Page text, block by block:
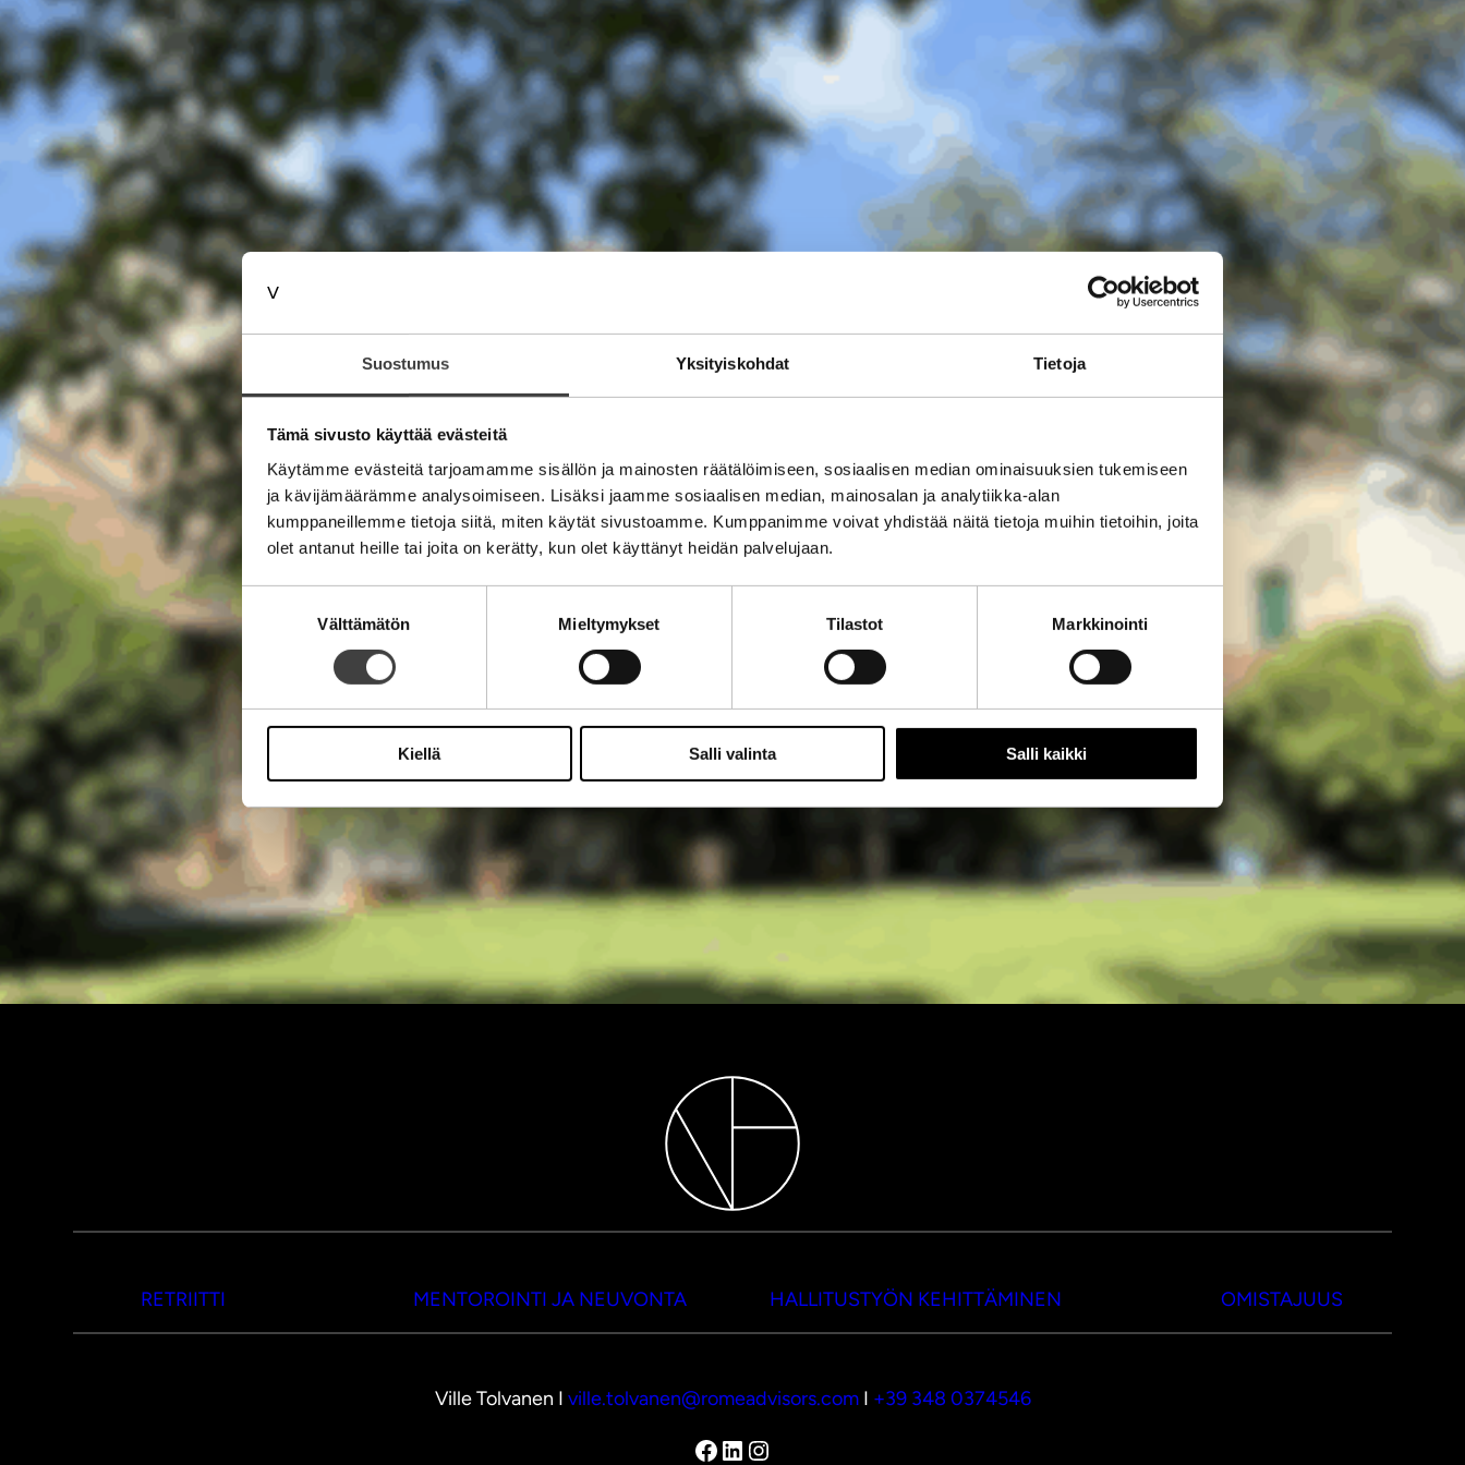
Suostumus Yksityiskohdat Tietoja
Tämä sivusto käyttää evästeitä
Käytämme evästeitä tarjoamamme sisällön ja mainosten räätälöimiseen, sosiaalisen median ominaisuuksien tukemiseen
ja kävijämäärämme analysoimiseen. Lisäksi jaamme sosiaalisen median, mainosalan ja analytiikka-alan
kumppaneillemme tietoja siitä, miten käytät sivustoamme. Kumppanimme voivat yhdistää näitä tietoja muihin tietoihin, joita
olet antanut heille tai joita on kerätty, kun olet käyttänyt heidän palvelujaan.
valinta
Välttämätön Mieltymykset Tilastot Markkinointi
Kiellä Salli valinta Salli kaikki
RETRIITTI MENTOROINTI JA NEUVONTA HALLITUSTYÖN KEHITTÄMINEN OMISTAJUUS
Ville Tolvanen I ville.tolvanen@romeadvisors.comI +39 348 0374546
Facebook
LinkedIn
Instagram